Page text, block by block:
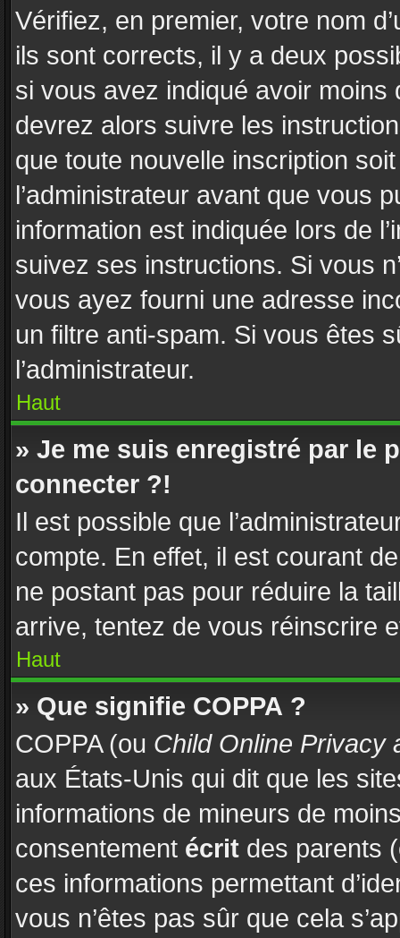
Vérifiez, en premier, votre nom
ils sont corrects, il y a deux
si vous avez indiqué avoir moins
devrez alors suivre les
que toute nouvelle inscription
l’administrateur avant que vous
information est indiquée lors de
suivez ses instructions. Si vous
vous ayez fourni une adresse
un filtre anti-spam. Si vous êtes
l’administrateur.
Haut
» Je me suis enregistré par le
connecter ?!
Il est possible que
compte. En effet, il est courant
ne postant pas pour réduire la
arrive, tentez de vous réinscrire
Haut
» Que signifie COPPA ?
COPPA (ou Child Online Privacy
aux États-Unis qui dit que les
informations de mineurs de
consentement écrit des parents
ces informations permettant
vous n’êtes pas sûr que cela